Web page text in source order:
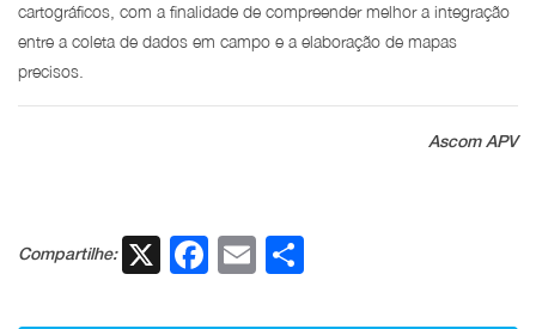
cartográficos, com a finalidade de compreender melhor a integração
entre a coleta de dados em campo e a elaboração de mapas
precisos.
Ascom APV
Compartilhe: X Facebook
Email